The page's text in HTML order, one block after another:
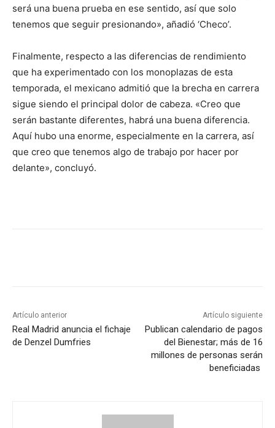
será una buena prueba en ese sentido, así que solo
tenemos que seguir presionando», añadió ‘Checo’.
Finalmente, respecto a las diferencias de rendimiento
que ha experimentado con los monoplazas de esta
temporada, el mexicano admitió que la brecha en carrera
sigue siendo el principal dolor de cabeza. «Creo que
serán bastante diferentes, habrá una buena diferencia.
Aquí hubo una enorme, especialmente en la carrera, así
que creo que tenemos algo de trabajo por hacer por
delante», concluyó.
Artículo anterior
Real Madrid anuncia el fichaje
de Denzel Dumfries
Artículo siguiente
Publican calendario de pagos
del Bienestar; más de 16
millones de personas serán
beneficiadas